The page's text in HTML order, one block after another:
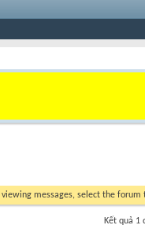
messages, select the
Kết quả 1